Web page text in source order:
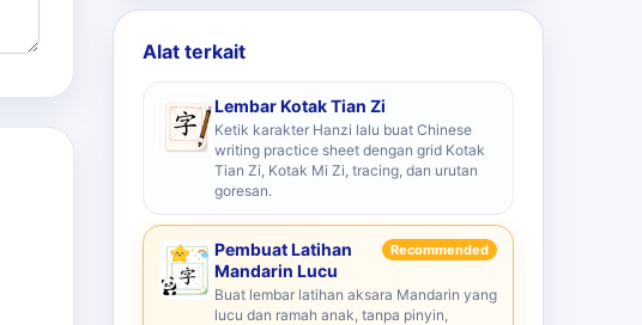
Alat terkait
Lembar Kotak Tian Zi
Ketik karakter Hanzi lalu buat Chinese
writing practice sheet dengan grid Kotak
Tian Zi, Kotak Mi Zi, tracing, dan urutan
goresan.
Pembuat Latihan
Mandarin Lucu
Recommended
Buat lembar latihan aksara Mandarin yang
lucu dan ramah anak, tanpa pinyin,